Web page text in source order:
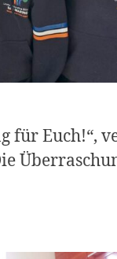
für Euch!“,